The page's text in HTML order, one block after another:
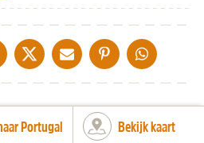
OP FACEBOOK
DELEN OP XDELEN VIA DE MAIL
DELEN OP PINTEREST
DELEN OP
Portugal Bekijk kaart